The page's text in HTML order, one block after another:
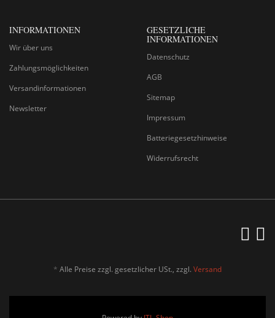
INFORMATIONEN
Wir über uns
Zahlungsmöglichkeiten
Versandinformationen
Newsletter
GESETZLICHE
INFORMATIONEN
Datenschutz
AGB
Sitemap
Impressum
Batteriegesetzhinweise
Widerrufsrecht
* Alle Preise zzgl. gesetzlicher USt., zzgl. Versand